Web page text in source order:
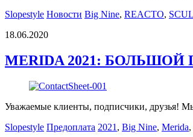
Slopestyle Новости Big Nine, REACTO,
18.06.2020
MERIDA 2021: БОЛЬШОЙ
Уважаемые клиенты, подписчики, друзья!
Slopestyle Предоплата 2021 , Big Nine, Merida,